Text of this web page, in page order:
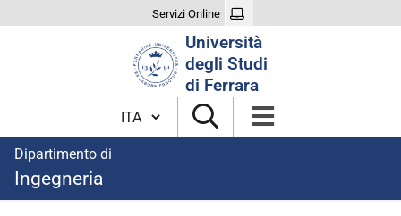
Servizi Online
Università
degli Studi
di Ferrara
Cambia lingua
Dipartimento di
Ingegneria